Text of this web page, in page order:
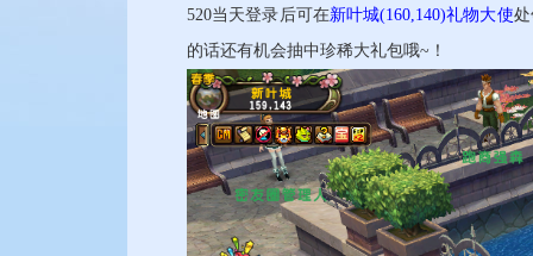
520当天登录后可在新叶城(160,140)礼物大使
的话还有机会抽中珍稀大礼包哦~！